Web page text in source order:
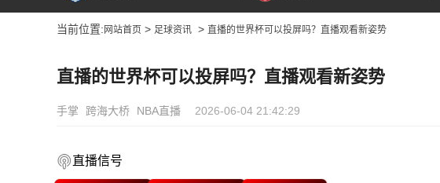
当前位置: 网站首页 > 足球资讯 > 直播的世界杯可以投屏吗？直播观看新姿势
直播的世界杯可以投屏吗？直播观看新姿势
手掌 跨海大桥 NBA直播 2026-06-04 21:42:29
直播信号